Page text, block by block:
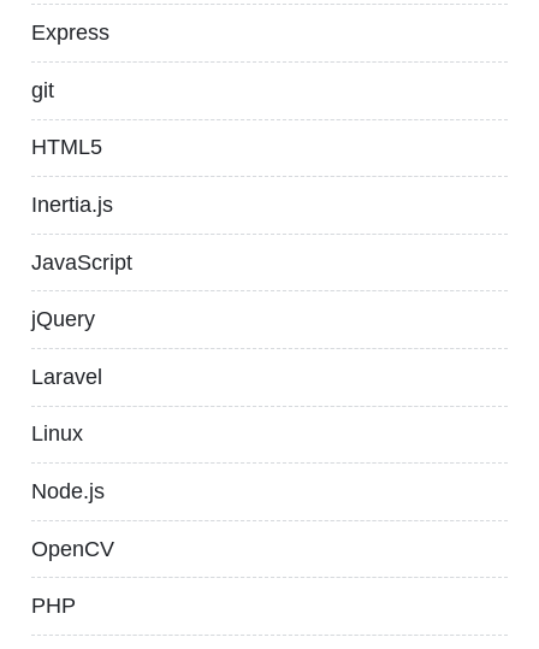
Express
git
HTML5
Inertia.js
JavaScript
jQuery
Laravel
Linux
Node.js
OpenCV
PHP